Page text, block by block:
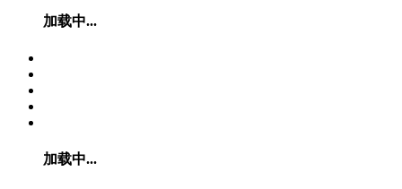
加载中...
加载中...